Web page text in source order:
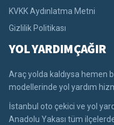
KVKK Aydınlatma Metni
Gizlilik Politikası
YOL YARDIM ÇAĞIR
Araç yolda kaldıysa hemen
modellerinde yol yardım
İstanbul oto çekici ve yol
Anadolu Yakası tüm